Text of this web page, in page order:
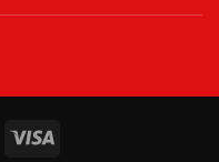
Atm Visa